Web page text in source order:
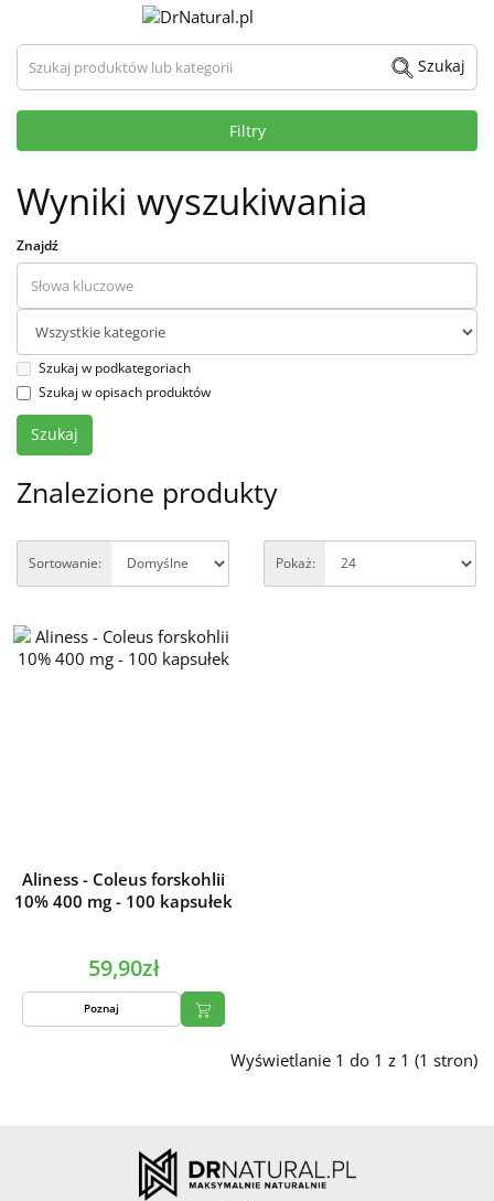
Szukaj produktów lub kategorii Szukaj
Filtry
Wyniki wyszukiwania
Znajdź
Szukaj w podkategoriach
Szukaj w opisach produktów
Znalezione produkty
Sortowanie: Pokaż:
Aliness - Coleus forskohlii
10% 400 mg - 100 kapsułek
59,90zł
Poznaj
Wyświetlanie 1 do 1 z 1 (1 stron)